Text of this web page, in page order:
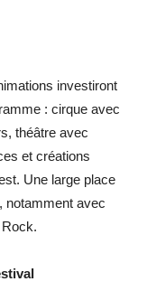
investiront
: cirque avec
théâtre avec
et créations
Une large place
notamment avec